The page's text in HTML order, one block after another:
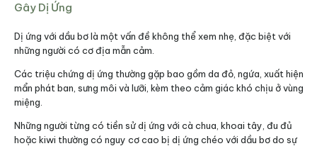
Gây Dị Ứng
Dị ứng với dầu bơ là một vấn đề không thể xem nhẹ, đặc biệt với
những người có cơ địa mẫn cảm.
Các triệu chứng dị ứng thường gặp bao gồm da đỏ, ngứa, xuất hiện
mẩn phát ban, sưng môi và lưỡi, kèm theo cảm giác khó chịu ở vùng
miệng.
Những người từng có tiền sử dị ứng với cà chua, khoai tây, đu đủ
hoặc kiwi thường có nguy cơ cao bị dị ứng chéo với dầu bơ do sự